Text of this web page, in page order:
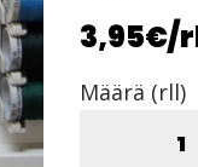
3,95€/
Määrä (rll)